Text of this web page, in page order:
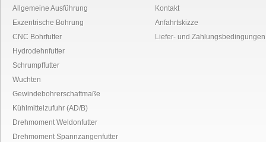
Allgemeine Ausführung
Exzentrische Bohrung
CNC Bohrfutter
Hydrodehnfutter
Schrumpffutter
Wuchten
Gewindebohrerschaftmaße
Kühlmittelzufuhr (AD/B)
Drehmoment Weldonfutter
Drehmoment Spannzangenfutter
Kontakt
Anfahrtskizze
Liefer- und Zahlungsbedingungen